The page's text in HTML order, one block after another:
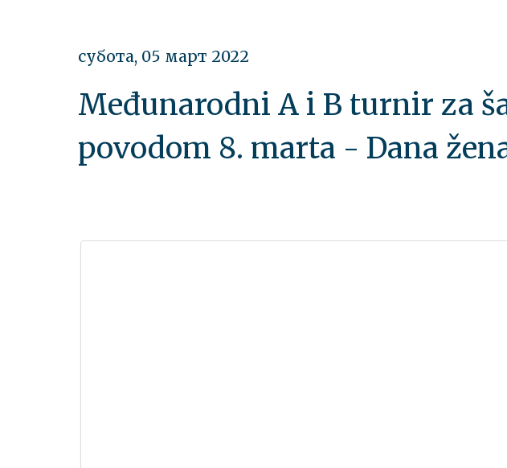
субота, 05 март 2022
Međunarodni A i B turnir za
povodom 8. marta - Dana